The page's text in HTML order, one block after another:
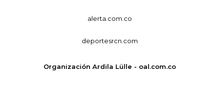
alerta.com.co
deportesrcn.com
Organización Ardila Lülle - oal.com.co